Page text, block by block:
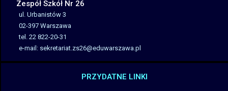
Zespół Szkół Nr 26
ul. Urbanistów 3
02-397 Warszawa
tel. 22 822-20-31
e-mail: sekretariat.zs26@eduwarszawa. pl
PRZYDATNE LINKI